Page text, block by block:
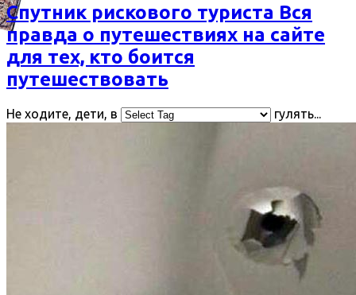
Спутник рискового туриста Вся
правда о путешествиях на сайте
для тех, кто боится
путешествовать
Не ходите, дети, в гулять...